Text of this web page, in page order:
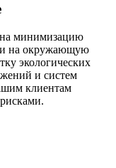
на минимизацию
на окружающую
экологических
и систем
клиентам